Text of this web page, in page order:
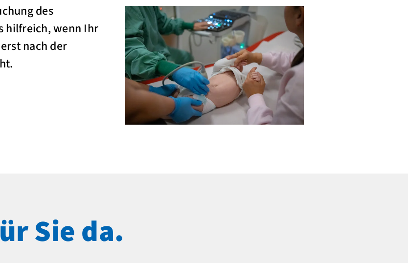
des
hilfreich, wenn Ihr
nach der
Sie da.